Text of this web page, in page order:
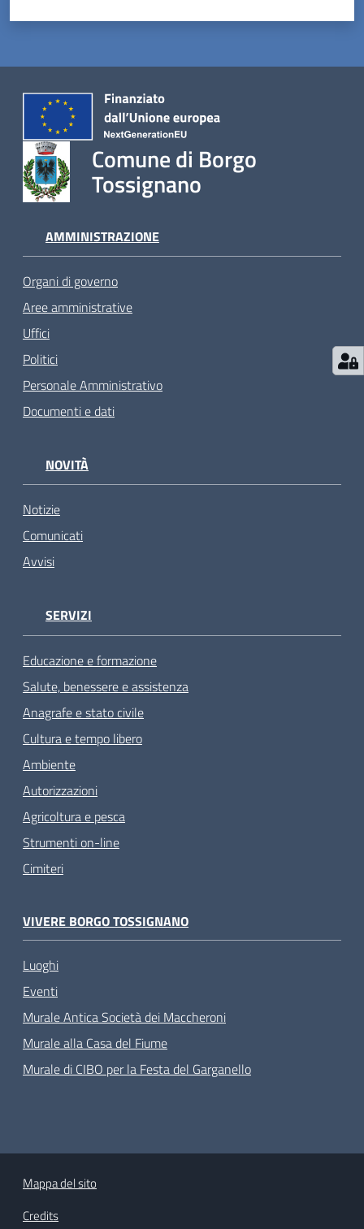
gli
Comune di Borgo
Tossignano
AMMINISTRAZIONE
Organi di governo
Aree amministrative
Uffici
Politici
Personale Amministrativo
Documenti e dati
NOVITÀ
Notizie
Comunicati
Avvisi
SERVIZI
Educazione e formazione
Salute, benessere e assistenza
Anagrafe e stato civile
Cultura e tempo libero
Ambiente
Autorizzazioni
Agricoltura e pesca
Strumenti on-line
Cimiteri
VIVERE BORGO TOSSIGNANO
Luoghi
Eventi
Murale Antica Società dei Maccheroni
Murale alla Casa del Fiume
Murale di CIBO per la Festa del Garganello
Mappa del sito
Credits